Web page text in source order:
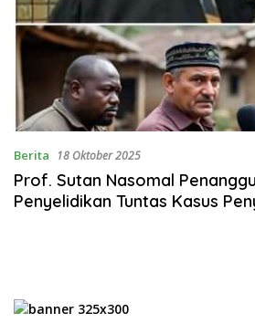
Berita 18 Oktober 2025
Prof. Sutan Nasomal
Penyelidikan Tuntas Kasus